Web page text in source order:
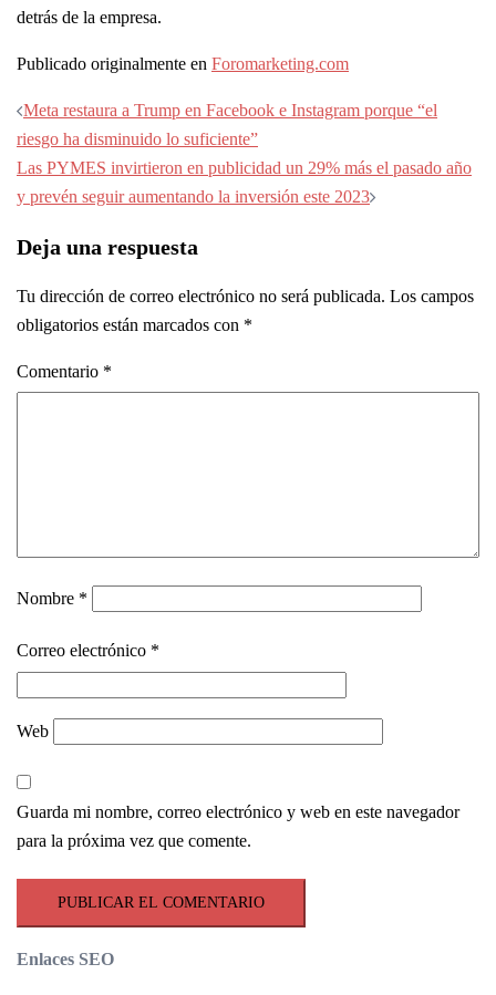
detrás de la empresa.
Publicado originalmente en Foromarketing.com
Navegación
de
entradas
Meta restaura a Trump en Facebook e Instagram porque “el
riesgo ha disminuido lo suficiente”
Las PYMES invirtieron en publicidad un 29% más el pasado año
y prevén seguir aumentando la inversión este 2023
Deja una respuesta
Tu dirección de correo electrónico no será publicada. Los campos
obligatorios están marcados con *
Comentario *
Nombre *
Correo electrónico *
Web
Guarda mi nombre, correo electrónico y web en este navegador
para la próxima vez que comente.
Enlaces SEO